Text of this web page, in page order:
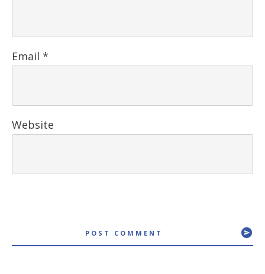
Email *
Website
POST COMMENT